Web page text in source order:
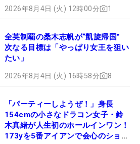
2026年8月4日 (火) 12時00分 1
全英制覇の桑木志帆が“凱旋帰国”
次なる目標は「やっぱり女王を狙い
たい」
2026年8月4日 (火) 16時58分 8
「パーティーしようぜ！」身長
154cmの小さなドラコン女子・鈴
木真緒が人生初のホールインワン！
173yを5番アイアンで会心のショッ